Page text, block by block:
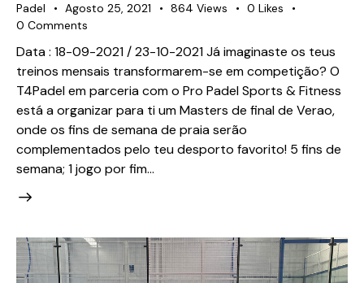
Padel Agosto 25, 2021 864 Views 0 Likes
0 Comments
Data : 18-09-2021 / 23-10-2021 Já imaginaste os teus
treinos mensais transformarem-se em competição? O
T4Padel em parceria com o Pro Padel Sports & Fitness
está a organizar para ti um Masters de final de Verao,
onde os fins de semana de praia serão
complementados pelo teu desporto favorito! 5 fins de
semana; 1 jogo por fim…